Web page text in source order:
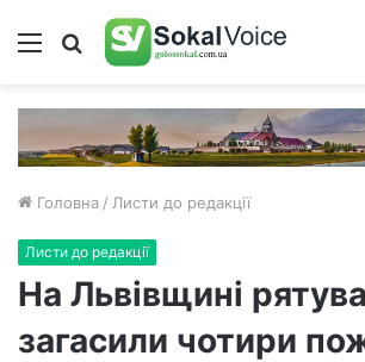
Меню Пошук
Головна / Листи до редакції
Листи до редакції
На Львівщині
загасили чотири